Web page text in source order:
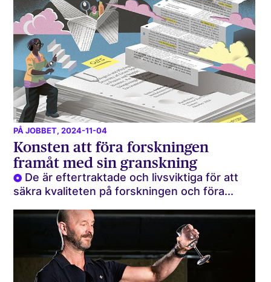
PÅ JOBBET, 2024-11-04
Konsten att föra forskningen
framåt med sin granskning
De är eftertraktade och livsviktiga för att
säkra kvaliteten på forskningen och föra...